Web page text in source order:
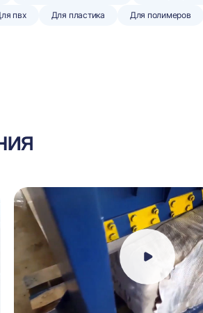
пвх Для пластика Для полимеров